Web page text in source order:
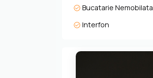
- orientare sudica
Bucatarie Nemobilata
Interfon